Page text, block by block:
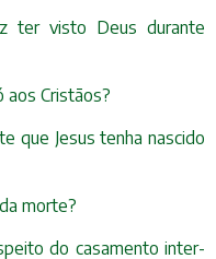
ter visto Deus durante
aos Cristãos?
que Jesus tenha nascido
morte?
do casamento inter-